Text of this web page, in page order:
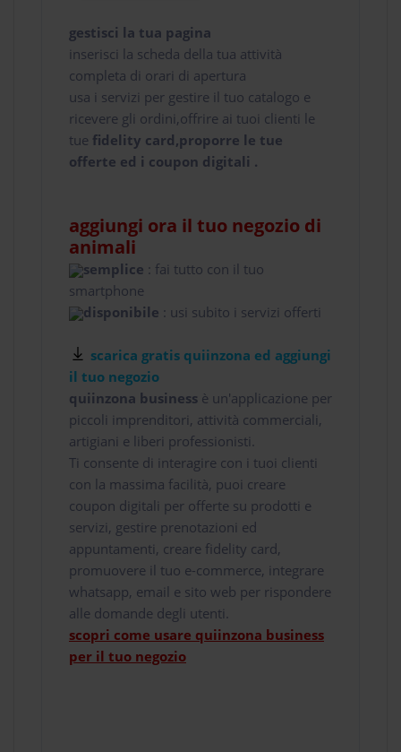
gestisci la tua pagina
inserisci la scheda della tua attività
completa di orari di apertura
usa i servizi per gestire il tuo catalogo e
ricevere gli ordini,offrire ai tuoi clienti le
tue fidelity card,proporre le tue
offerte ed i coupon digitali .
aggiungi ora il tuo negozio di
animali
semplice : fai tutto con il tuo
smartphone
disponibile : usi subito i servizi offerti
scarica gratis quiinzona ed aggiungi
il tuo negozio
quiinzona business è un'applicazione per
piccoli imprenditori, attività commerciali,
artigiani e liberi professionisti.
Ti consente di interagire con i tuoi clienti
con la massima facilità, puoi creare
coupon digitali per offerte su prodotti e
servizi, gestire prenotazioni ed
appuntamenti, creare fidelity card,
promuovere il tuo e-commerce, integrare
whatsapp, email e sito web per rispondere
alle domande degli utenti.
scopri come usare quiinzona business
per il tuo negozio